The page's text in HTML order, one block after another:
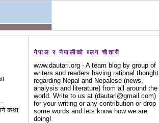
कथा
नेपाल र नेपालीको ब्लग चौतारी
www.dautari.org - A team blog by group of
writers and readers having rational thought
regarding Nepal and Nepalese (news,
analysis and literature) from all around the
world. Write to us at (dautari@gmail.com)
for your writing or any contribution or drop
some words and lets know how we are
doing!